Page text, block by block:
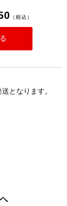
（税込）
となります。